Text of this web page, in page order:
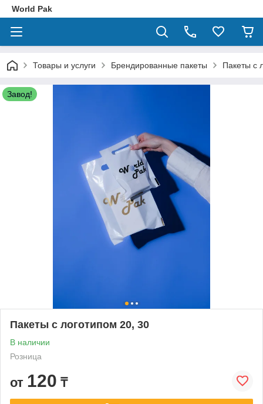
World Pak
Товары и услуги Брендированные пакеты Пакеты с
Завод!
Пакеты с логотипом 20, 30
В наличии
Розница
от 120 ₸